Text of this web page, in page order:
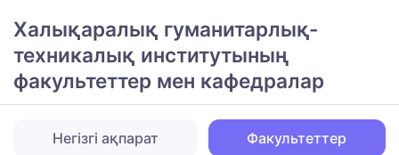
Халықаралық гуманитарлық-
техникалық институтының
факультеттер мен кафедралар
Негізгі ақпарат Факультеттер